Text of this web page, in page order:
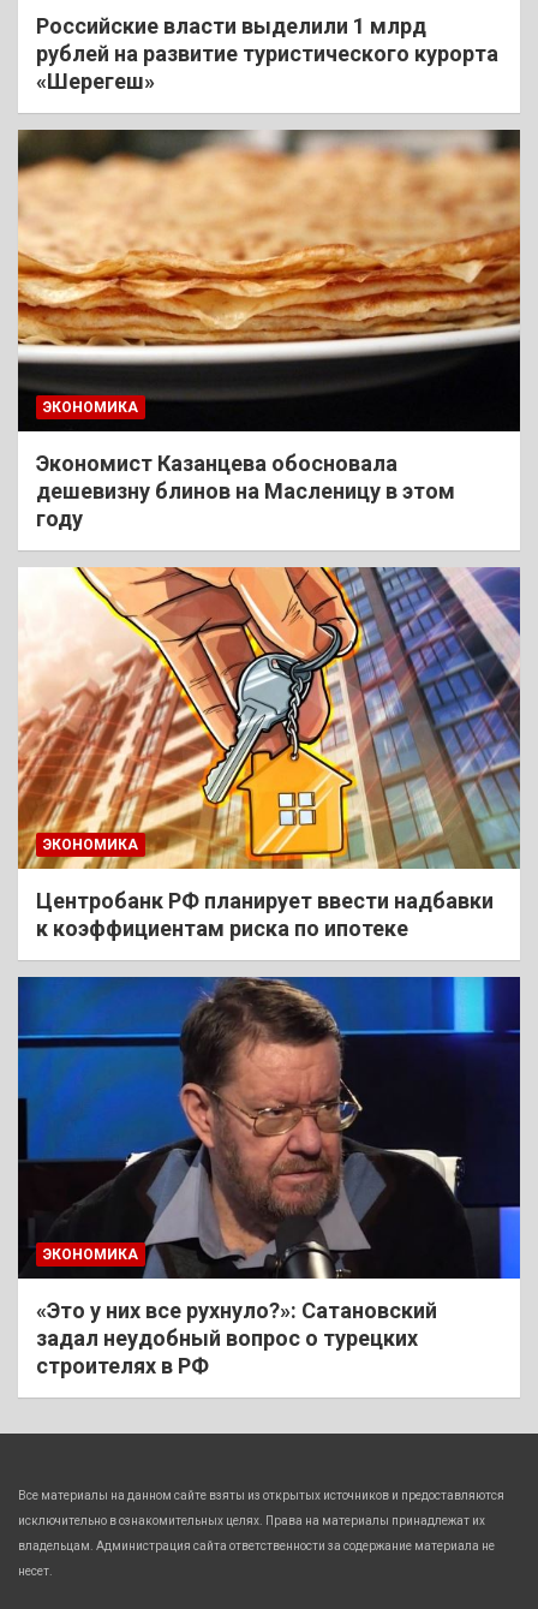
Российские власти выделили 1 млрд
рублей на развитие туристического курорта
«Шерегеш»
ЭКОНОМИКА
Экономист Казанцева обосновала
дешевизну блинов на Масленицу в этом
году
ЭКОНОМИКА
Центробанк РФ планирует ввести надбавки
к коэффициентам риска по ипотеке
ЭКОНОМИКА
«Это у них все рухнуло?»: Сатановский
задал неудобный вопрос о турецких
строителях в РФ
Все материалы на данном сайте взяты из открытых источников и предоставляются
исключительно в ознакомительных целях. Права на материалы принадлежат их
владельцам. Администрация сайта ответственности за содержание материала не
несет.